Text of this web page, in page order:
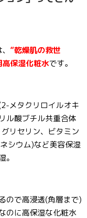
“乾燥肌の救世
保湿化粧水です。
メタクリロイルオキ
ル酸ブチル共重合体
リセリン、ビタミン
シウム)など美容保湿
ので高浸透(角層まで)
のに高保湿な化粧水